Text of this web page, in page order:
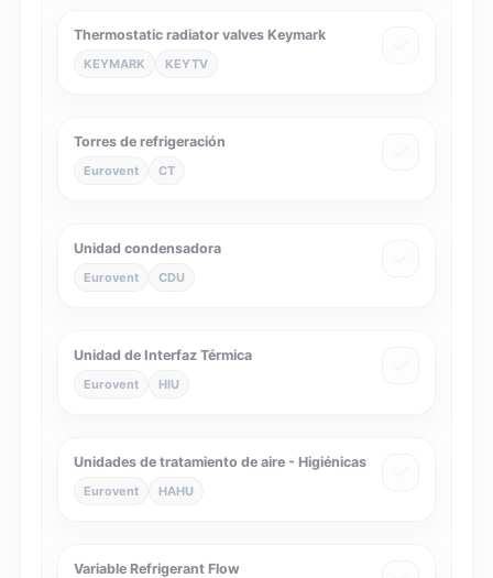
Thermostatic radiator valves Keymark
KEYMARK KEYTV
Torres de refrigeración
Eurovent CT
Unidad condensadora
Eurovent CDU
Unidad de Interfaz Térmica
Eurovent HIU
Unidades de tratamiento de aire - Higiénicas
Eurovent HAHU
Variable Refrigerant Flow